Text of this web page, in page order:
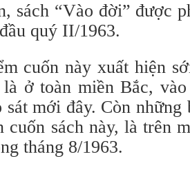
sách “Vào đời” được
quý II/1963.
cuốn này xuất hiện
ở toàn miền Bắc, vào
sát mới đây. Còn những
cuốn sách này, là trên
tháng 8/1963.